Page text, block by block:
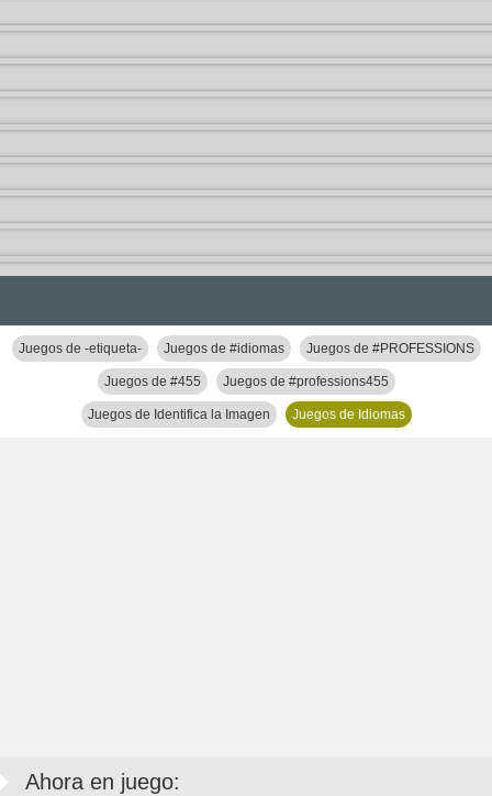
Juegos de -etiqueta- Juegos de #idiomas Juegos de #PROFESSIONS
Juegos de #455 Juegos de #professions455
Juegos de Identifica la Imagen Juegos de Idiomas
Ahora en juego: